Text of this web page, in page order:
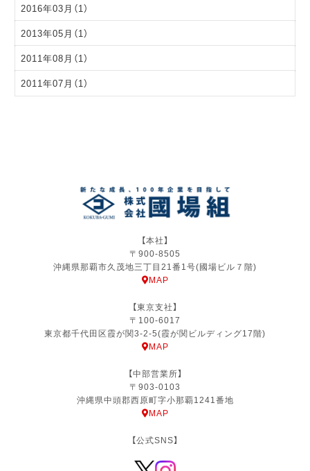
2016年03月（1）
2013年05月（1）
2011年08月（1）
2011年07月（1）
【本社】
〒900-8505
沖縄県那覇市久茂地三丁目21番1号(國場ビル７階)
MAP
【東京支社】
〒100-6017
東京都千代田区霞が関3-2-5(霞が関ビルディング17階)
MAP
【中部営業所】
〒903-0103
沖縄県中頭郡西原町字小那覇1241番地
MAP
【公式SNS】